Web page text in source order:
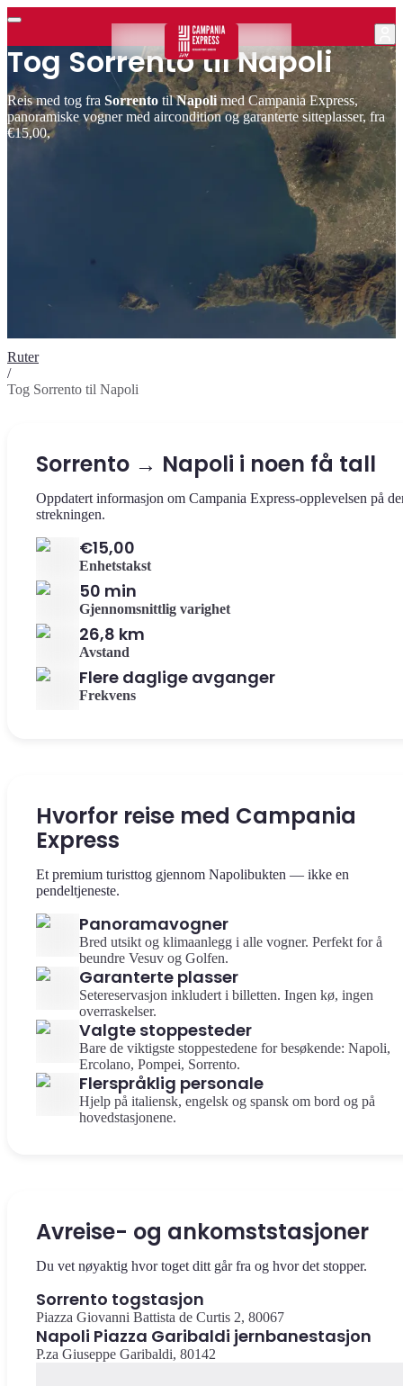
Tog Sorrento til Napoli
Reis med tog fra Sorrento tilNapolimed Campania Express,
panoramiske vogner med aircondition og garanterte sitteplasser, fra
€15,00,
Ruter
/
Tog Sorrento til Napoli
Sorrento → Napoli i noen få tall
Oppdatert informasjon om Campania Express-opplevelsen på
strekningen.
€15,00
Enhetstakst
50 min
Gjennomsnittlig varighet
26,8 km
Avstand
Flere daglige avganger
Frekvens
Hvorfor reise med Campania
Express
Et premium turisttog gjennom Napolibukten — ikke en
pendeltjeneste.
Panoramavogner
Bred utsikt og klimaanlegg i alle vogner. Perfekt for å
beundre Vesuv og Golfen.
Garanterte plasser
Setereservasjon inkludert i billetten. Ingen kø, ingen
overraskelser.
Valgte stoppesteder
Bare de viktigste stoppestedene for besøkende: Napoli,
Ercolano, Pompei, Sorrento.
Flerspråklig personale
Hjelp på italiensk, engelsk og spansk om bord og på
hovedstasjonene.
Avreise- og ankomststasjoner
Du vet nøyaktig hvor toget ditt går fra og hvor det stopper.
Sorrento togstasjon
Piazza Giovanni Battista de Curtis 2, 80067
Napoli Piazza Garibaldi jernbanestasjon
P.za Giuseppe Garibaldi, 80142